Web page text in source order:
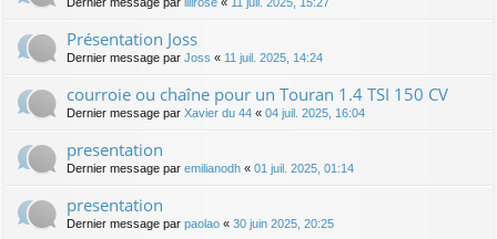
Présentation Joss
Dernier message par Joss « 11 juil. 2025, 14:24
courroie ou chaîne pour un Touran 1.4 TSI 150 CV
Dernier message par Xavier du 44 « 04 juil. 2025, 16:04
presentation
Dernier message par emilianodh « 01 juil. 2025, 01:14
presentation
Dernier message par paolao « 30 juin 2025, 20:25